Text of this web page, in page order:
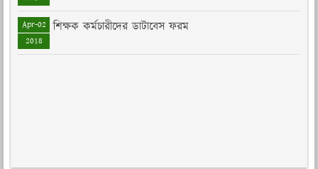
Apr-02
2018
শিক্ষক কর্মচারীদের ডাটাবেস ফরম